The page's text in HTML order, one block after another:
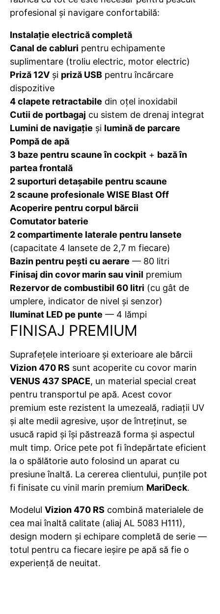
profesional și navigare confortabilă:
Instalație electrică completă
Canal de cabluri pentru echipamente
suplimentare (troliu electric, motor electric)
Priză 12V și priză USB pentru încărcare
dispozitive
4 clapete retractabile din oțel inoxidabil
Cutii de portbagaj cu sistem de drenaj integrat
Lumini de navigație și lumină de parcare
Pompă de apă
3 baze pentru scaune în cockpit + bază în
partea frontală
2 suporturi detașabile pentru scaune
2 scaune profesionale WISE Blast Off
Acoperire pentru corpul bărcii
Comutator baterie
2 compartimente laterale pentru lansete
(capacitate 4 lansete de 2,7 m fiecare)
Bazin pentru pești cu aerare — 80 litri
Finisaj din covor marin sau vinil premium
Rezervor de combustibil 60 litri (cu gât de
umplere, indicator de nivel și senzor)
Iluminat LED pe punte — 4 lămpi
FINISAJ PREMIUM
Suprafețele interioare și exterioare ale bărcii
Vizion 470 RS sunt acoperite cu covor marin
VENUS 437 SPACE, un material special creat
pentru transportul pe apă. Acest covor
premium este rezistent la umezeală, radiații UV
și alte medii agresive, ușor de întreținut, se
usucă rapid și își păstrează forma și aspectul
mult timp. Orice pete pot fi îndepărtate eficient
la o spălătorie auto folosind un aparat cu
presiune înaltă. La cererea clientului, punțile pot
fi finisate cu vinil marin premium MariDeck.
Modelul Vizion 470 RS combină materialele de
cea mai înaltă calitate (aliaj AL 5083 H111),
design modern și echipare completă de serie —
totul pentru ca fiecare ieșire pe apă să fie o
experiență de neuitat.